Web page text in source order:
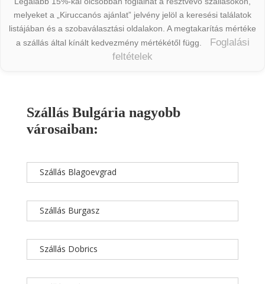
melyeket a „Kiruccanós ajánlat” jelvény jelöl a keresési találatok
listájában és a szobaválasztási oldalakon. A megtakarítás mértéke
a szállás által kínált kedvezmény mértékétől függ.
Foglalási
feltételek
Szállás Bulgária nagyobb
városaiban:
Szállás Blagoevgrad
Szállás Burgasz
Szállás Dobrics